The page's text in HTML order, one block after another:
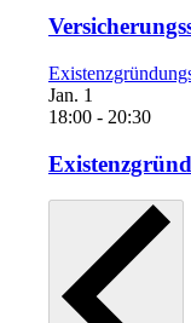
Jan. 1
18:00 - 20:30